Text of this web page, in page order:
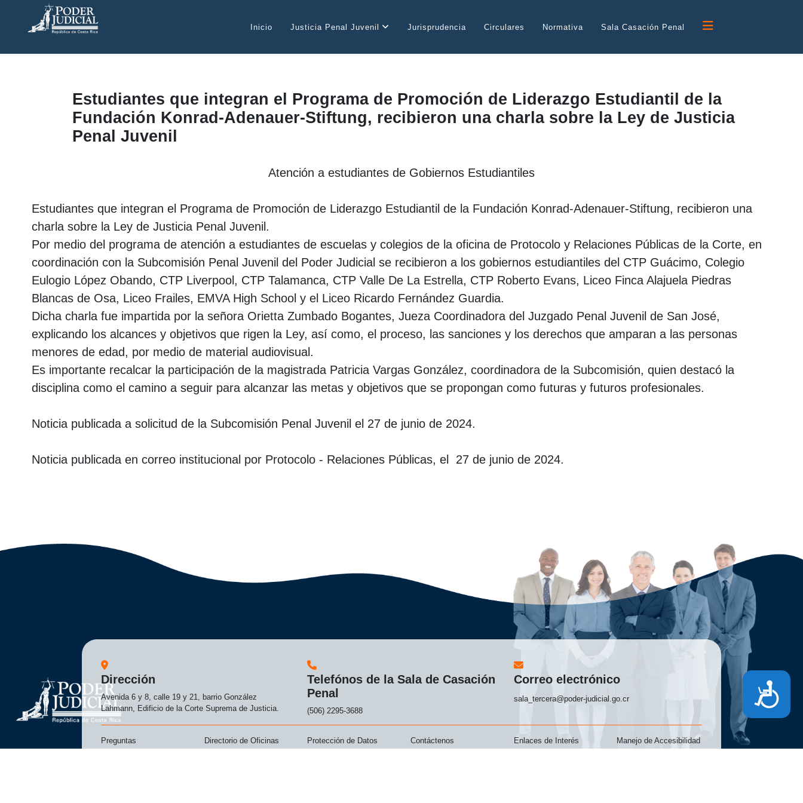
accesibilidad.
Accesibilidad
Inicio Justicia Penal Juvenil Jurisprudencia Circulares Normativa Sala Casación Penal
Estudiantes que integran el Programa de Promoción de Liderazgo Estudiantil de la
Fundación Konrad-Adenauer-Stiftung, recibieron una charla sobre la Ley de Justicia
Penal Juvenil
Atención a estudiantes de Gobiernos Estudiantiles
Estudiantes que integran el Programa de Promoción de Liderazgo Estudiantil de la Fundación Konrad-Adenauer-Stiftung, recibieron una
charla sobre la Ley de Justicia Penal Juvenil.
Por medio del programa de atención a estudiantes de escuelas y colegios de la oficina de Protocolo y Relaciones Públicas de la Corte, en
coordinación con la Subcomisión Penal Juvenil del Poder Judicial se recibieron a los gobiernos estudiantiles del CTP Guácimo, Colegio
Eulogio López Obando, CTP Liverpool, CTP Talamanca, CTP Valle De La Estrella, CTP Roberto Evans, Liceo Finca Alajuela Piedras
Blancas de Osa, Liceo Frailes, EMVA High School y el Liceo Ricardo Fernández Guardia.
Dicha charla fue impartida por la señora Orietta Zumbado Bogantes, Jueza Coordinadora del Juzgado Penal Juvenil de San José,
explicando los alcances y objetivos que rigen la Ley, así como, el proceso, las sanciones y los derechos que amparan a las personas
menores de edad, por medio de material audiovisual.
Es importante recalcar la participación de la magistrada Patricia Vargas González, coordinadora de la Subcomisión, quien destacó la
disciplina como el camino a seguir para alcanzar las metas y objetivos que se propongan como futuras y futuros profesionales.
Noticia publicada a solicitud de la Subcomisión Penal Juvenil el 27 de junio de 2024.
Noticia publicada en correo institucional por Protocolo - Relaciones Públicas, el 27 de junio de 2024.
Dirección
Avenida 6 y 8, calle 19 y 21, barrio González
Lahmann, Edificio de la Corte Suprema de Justicia.
Telefónos de la Sala de Casación
Penal
(506) 2295-3688
Correo electrónico
sala_tercera@poder-judicial.go.cr
Preguntas Directorio de Oficinas Protección de Datos Contáctenos Enlaces de Interés Manejo de Accesibilidad